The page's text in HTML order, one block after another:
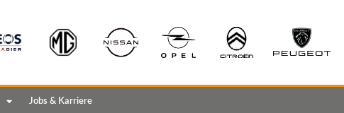
Jobs & Karriere